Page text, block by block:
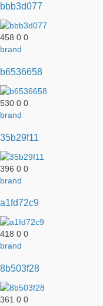
bbb3d077
458 0 0
brand
b6536658
530 0 0
brand
35b29f11
396 0 0
brand
a1fd72c9
418 0 0
brand
8b503f28
361 0 0